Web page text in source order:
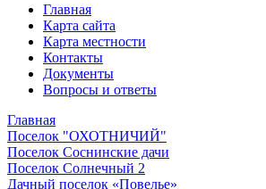
Главная
Карта сайта
Карта местности
Контакты
Документы
Вопросы и ответы
Главная
Поселок "ОХОТНИЧИЙ"
Поселок Соснинские дачи
Поселок Солнечный 2
Дачный поселок «Повелье»